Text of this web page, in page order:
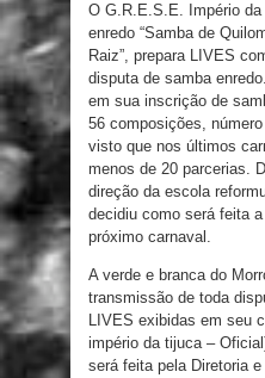
O G.R.E.S.E. Império
enredo “Samba de
Raiz”, prepara LIVES
disputa de samba
em sua inscrição de
56 composições,
visto que nos últimos
menos de 20 parcerias.
direção da escola
decidiu como será feita
próximo carnaval.
A verde e branca do
transmissão de toda
LIVES exibidas em seu
império da tijuca –
será feita pela Diretoria